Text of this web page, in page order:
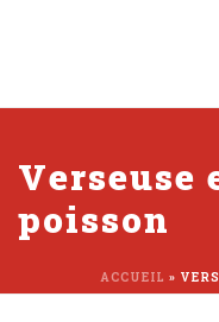
Verseuse
poisson
ACCUEIL »